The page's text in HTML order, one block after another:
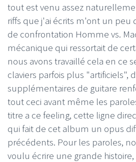
tout est venu assez
riffs que j'ai écrits m'ont un peu
de confrontation Homme vs.
mécanique qui ressortait de
nous avons travaillé cela en ce
claviers parfois plus "artificiels",
supplémentaires de guitare
tout ceci avant même les
titre a ce feeling, cette ligne
qui fait de cet album un opus
précédents. Pour les paroles,
voulu écrire une grande